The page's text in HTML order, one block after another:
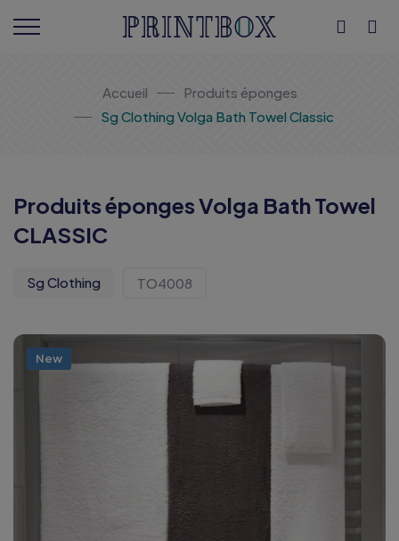
Accueil
Produits éponges
Sg Clothing Volga Bath Towel Classic
New
Produits éponges Volga Bath Towel
CLASSIC
Sg Clothing TO4008